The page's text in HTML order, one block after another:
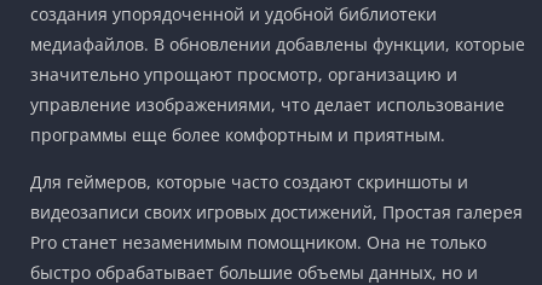
создания упорядоченной и удобной библиотеки
медиафайлов. В обновлении добавлены функции, которые
значительно упрощают просмотр, организацию и
управление изображениями, что делает использование
программы еще более комфортным и приятным.
Для геймеров, которые часто создают скриншоты и
видеозаписи своих игровых достижений, Простая галерея
Pro станет незаменимым помощником. Она не только
быстро обрабатывает большие объемы данных, но и